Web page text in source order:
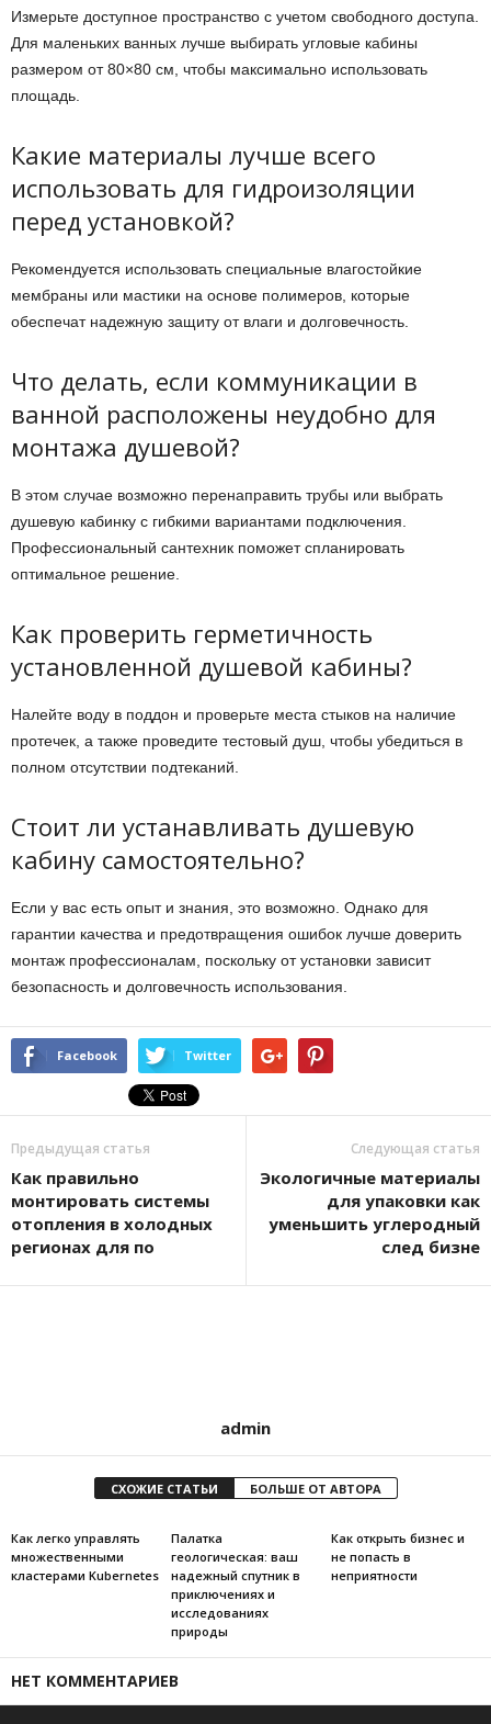
Измерьте доступное пространство с учетом свободного доступа.
Для маленьких ванных лучше выбирать угловые кабины
размером от 80×80 см, чтобы максимально использовать
площадь.
Какие материалы лучше всего
использовать для гидроизоляции
перед установкой?
Рекомендуется использовать специальные влагостойкие
мембраны или мастики на основе полимеров, которые
обеспечат надежную защиту от влаги и долговечность.
Что делать, если коммуникации в
ванной расположены неудобно для
монтажа душевой?
В этом случае возможно перенаправить трубы или выбрать
душевую кабинку с гибкими вариантами подключения.
Профессиональный сантехник поможет спланировать
оптимальное решение.
Как проверить герметичность
установленной душевой кабины?
Налейте воду в поддон и проверьте места стыков на наличие
протечек, а также проведите тестовый душ, чтобы убедиться в
полном отсутствии подтеканий.
Стоит ли устанавливать душевую
кабину самостоятельно?
Если у вас есть опыт и знания, это возможно. Однако для
гарантии качества и предотвращения ошибок лучше доверить
монтаж профессионалам, поскольку от установки зависит
безопасность и долговечность использования.
Facebook Twitter
Предыдущая статья
Как правильно
монтировать системы
отопления в холодных
регионах для по
Следующая статья
Экологичные материалы
для упаковки как
уменьшить углеродный
след бизне
admin
СХОЖИЕ СТАТЬИ БОЛЬШЕ ОТ АВТОРА
Как легко управлять
множественными
кластерами Kubernetes
Палатка
геологическая: ваш
надежный спутник в
приключениях и
исследованиях
природы
Как открыть бизнес и
не попасть в
неприятности
НЕТ КОММЕНТАРИЕВ